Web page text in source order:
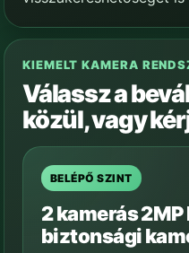
KIEMELT KAMERA
Válassz a
közül, vagy
BELÉPŐ SZINT
2 kamerás
biztonsági